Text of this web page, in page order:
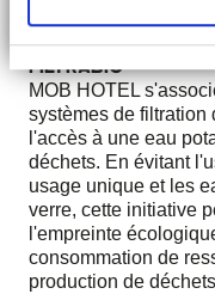
FILTRABIO
MOB HOTEL
systèmes de filtration
l'accès à une eau
déchets. En évitant
usage unique et les
verre, cette initiative
l'empreinte
consommation de
production de